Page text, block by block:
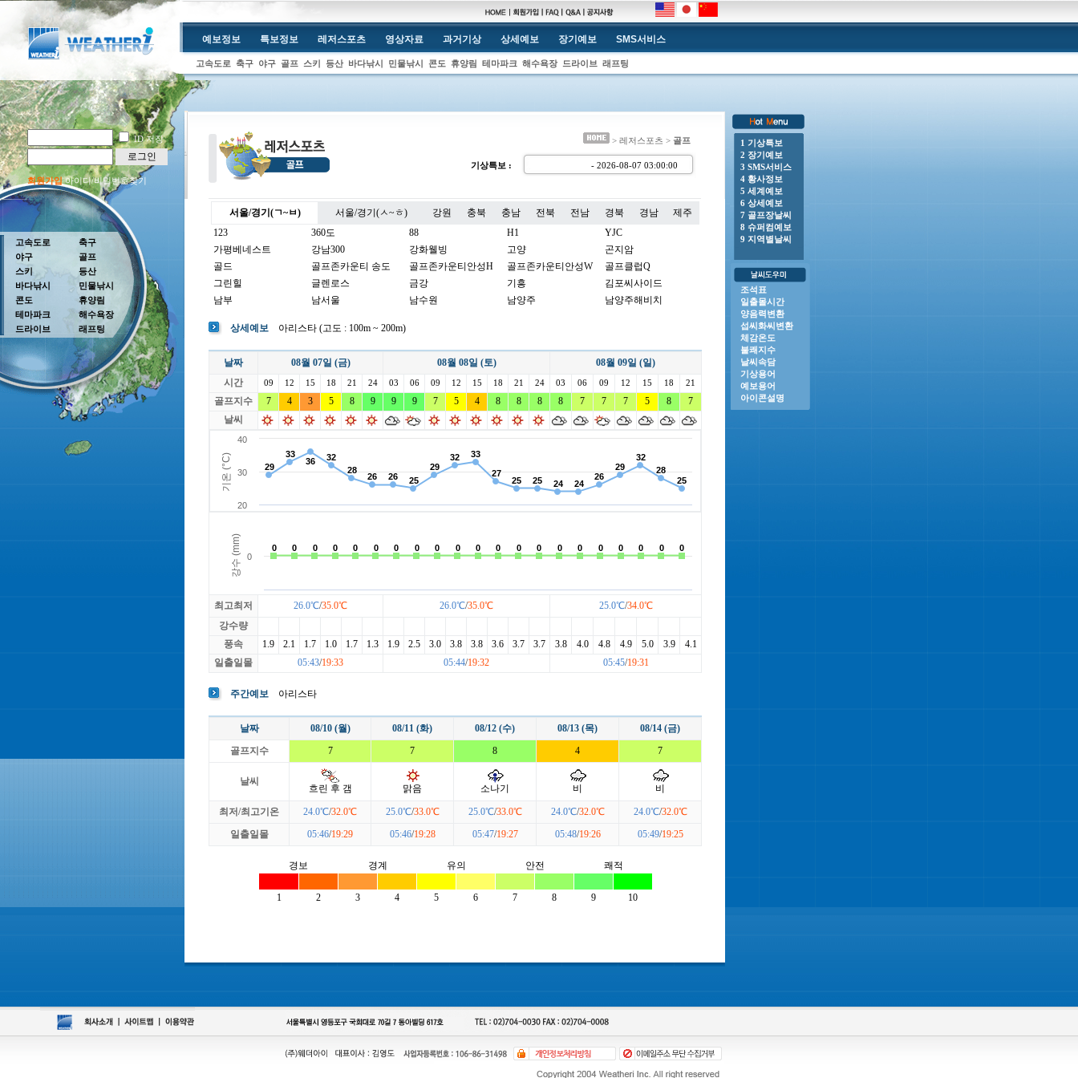
ID 저장
로그인
회원가입아이디/비밀번호찾기
예보정보 특보정보 레저스포츠 영상자료 과거기상 상세예보 장기예보 SMS서비스
고속도로 축구 야구 골프 스키 등산 바다낚시 민물낚시 콘도 휴양림 테마파크 해수욕장 드라이브 래프팅
> 레저스포츠 > 골프
기상특보 : - 2026-08-07 03:00:00 o 풍랑주의보 : 남해동부바깥먼바다, 제주도앞바다(제주도동부앞바다, 제주도남부앞바다, 제주도
고속도로
야구
스키
바다낚시
콘도
테마파크
드라이브
축구
골프
등산
민물낚시
휴양림
해수욕장
래프팅
서울/경기(ㄱ~ㅂ) 서울/경기(ㅅ~ㅎ) 강원 충북 충남 전북 전남 경북 경남
제주
123
360도 88 H1
YJC
가평베네스트
강남300 강화웰빙 고양
곤지암
골드
골프존카운티 송도 골프존카운티안성H 골프존카운티안성W
골프클럽Q
그린힐
글렌로스 금강 기흥
김포씨사이드
남부
남서울 남수원 남양주
남양주해비치
뉴코리아
더반
더크로스비
더헤븐 동여주 드림파크
라비돌
라싸
락가든 레이크사이드
렉스필드
로제비앙
루트52 리베라 리앤리
링크나인
마에스트로
마이다스레이크 이천 마이다스밸리 청평 몽베르
발리오스
베뉴지
베르힐영종 베스트밸리 베어즈베스트 청라
베어크리크
블랙스톤GC이천
빅토리아
상세예보 아리스타 (고도 : 100m ~ 200m)
날짜 08월 07일 (금) 08월 08일 (토)
08월 09일 (일)
시간
09 12 15 18 21 24 03 06 09 12 15 18 21 24 03 06 09 12 15 18 21
골프지수 7 4 3 5 8 9 9 9 7 5 4 8 8 8 8 7 7 7 5 8
7
날씨
최고최저 26.0℃/35.0℃ 26.0℃/35.0℃ 25.0℃/34.0℃
강수량
풍속
1.9 2.1 1.7 1.0 1.7 1.3 1.9 2.5 3.0 3.8 3.8 3.6 3.7 3.7 3.8 4.0 4.8 4.9 5.0 3.9
4.1
일출일몰
05:43/19:33 05:44/19:32 05:45/19:31
주간예보 아리스타
날짜 08/10 (월) 08/11 (화) 08/12 (수) 08/13 (목)
08/14 (금)
골프지수
7 7 8 4 7
날씨
흐린 후 갬 맑음 소나기 비 비
최저/최고기온 24.0℃/32.0℃ 25.0℃/33.0℃ 25.0℃/33.0℃ 24.0℃/32.0℃ 24.0℃/32.0℃
일출일몰
05:46/19:29 05:46/19:28 05:47/19:27 05:48/19:26 05:49/19:25
경보 경계 유의 안전 쾌적
1 2 3 4 5 6 7 8 9 10
1 기상특보
2 장기예보
3 SMS서비스
4 황사정보
5 세계예보
6 상세예보
7 골프장날씨
8 슈퍼컴예보
9 지역별날씨
조석표
일출몰시간
양음력변환
섭씨화씨변환
체감온도
불쾌지수
날씨속담
기상용어
예보용어
아이콘설명